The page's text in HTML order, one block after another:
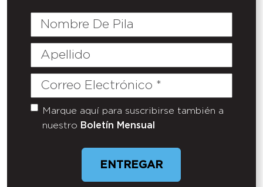
Nombre
Pila
Apellido
Correo
Untitled
Marque aquí para suscribirse también a
nuestro Boletín Mensual
ENTREGAR